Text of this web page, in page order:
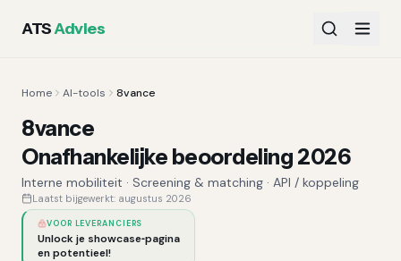
ATSAdvies
Home AI-tools 8vance
8vance
Onafhankelijke beoordeling 2026
Interne mobiliteit · Screening & matching · API / koppeling
Laatst bijgewerkt: augustus 2026
VOOR LEVERANCIERS
Unlock je showcase‑pagina
en potentieel!